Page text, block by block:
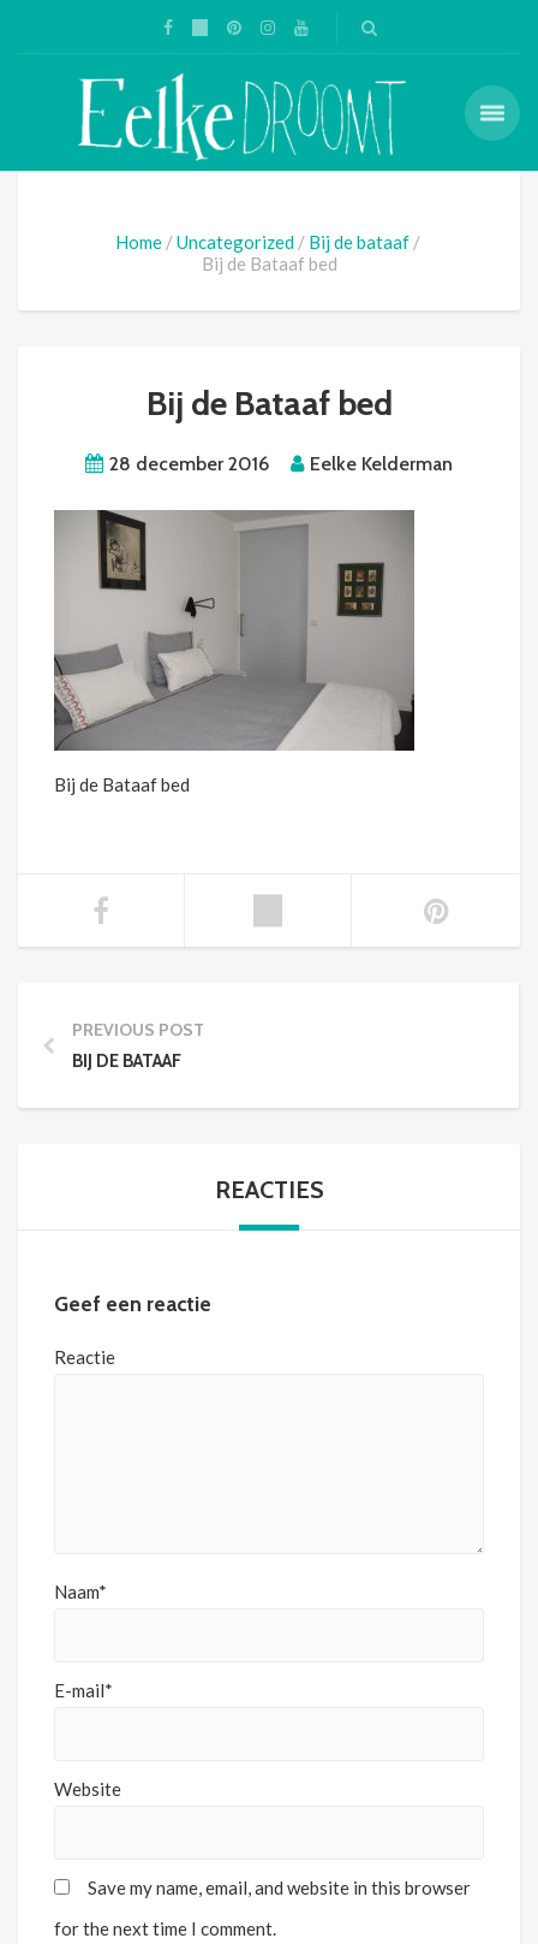
Home Uncategorized
Bij de bataaf
Bij de Bataaf bed
Bij de Bataaf bed
28 december 2016 Eelke Kelderman
Bij de Bataaf bed
PREVIOUS POST
BIJ DE BATAAF
REACTIES
Geef een reactie
Reactie
Naam*
E-mail*
Website
Save my name, email, and website in this browser
for the next time I comment.